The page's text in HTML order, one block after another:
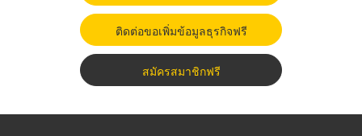
ติดต่อขอเพิ่มข้อมูลธุรกิจฟรี
สมัครสมาชิกฟรี